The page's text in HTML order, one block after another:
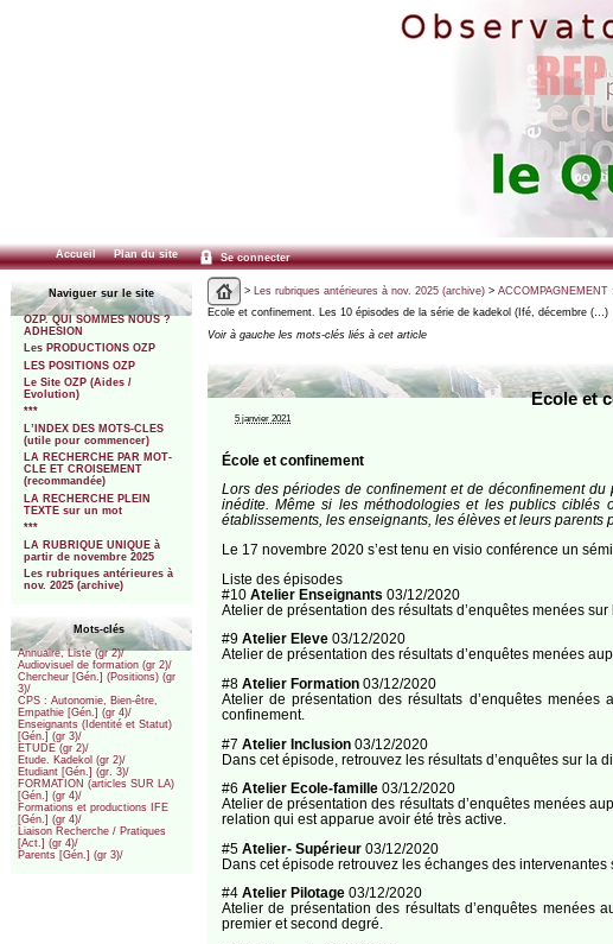
Accueil Plan du site Se connecter
Naviguer sur le site
OZP. QUI SOMMES NOUS ?
ADHESION
Les PRODUCTIONS OZP
LES POSITIONS OZP
Le Site OZP (Aides /
Evolution)
***
L’INDEX DES MOTS-CLES
(utile pour commencer)
LA RECHERCHE PAR MOT-
CLE ET CROISEMENT
(recommandée)
LA RECHERCHE PLEIN
TEXTE sur un mot
***
LA RUBRIQUE UNIQUE à
partir de novembre 2025
Les rubriques antérieures à
nov. 2025 (archive)
Mots-clés
Annuaire, Liste (gr 2)/
Audiovisuel de formation (gr 2)/
Chercheur [Gén.] (Positions) (gr
3)/
CPS : Autonomie, Bien-être,
Empathie [Gén.] (gr 4)/
Enseignants (Identité et Statut)
[Gén.] (gr 3)/
ETUDE (gr 2)/
Etude. Kadekol (gr 2)/
Etudiant [Gén.] (gr. 3)/
FORMATION (articles SUR LA)
[Gén.] (gr 4)/
Formations et productions IFE
[Gén.] (gr 4)/
Liaison Recherche / Pratiques
[Act.] (gr 4)/
Parents [Gén.] (gr 3)/
> Les rubriques antérieures à nov. 2025 (archive)>
Ecole et confinement. Les 10 épisodes de la série de kadekol (Ifé, décembre (…)
Voir à gauche les mots-clés liés à cet article
Ecole et
5 janvier 2021
École et confinement
Lors des périodes de confinement et de déconfinement
inédite. Même si les méthodologies et les publics ciblés
établissements, les enseignants, les élèves et leurs parents
Le 17 novembre 2020 s’est tenu en visio conférence un
Liste des épisodes
#10 Atelier Enseignants 03/12/2020
Atelier de présentation des résultats d’enquêtes menées
#9Atelier Eleve 03/12/2020
Atelier de présentation des résultats d’enquêtes menées
#8 Atelier Formation03/12/2020
Atelier de présentation des résultats d’enquêtes
confinement.
#7 Atelier Inclusion03/12/2020
Dans cet épisode, retrouvez les résultats d’enquêtes sur la
#6 Atelier Ecole-famille03/12/2020
Atelier de présentation des résultats d’enquêtes menées
relation qui est apparue avoir été très active.
#5 Atelier- Supérieur03/12/2020
Dans cet épisode retrouvez les échanges des
#4 Atelier Pilotage 03/12/2020
Atelier de présentation des résultats d’enquêtes menées
premier et second degré.